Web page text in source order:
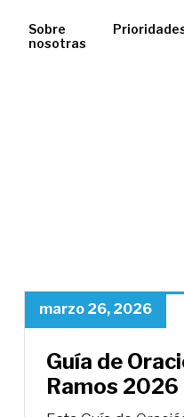
Sobre
nosotras
marzo 26, 2026
Guía de
Ramos 2026